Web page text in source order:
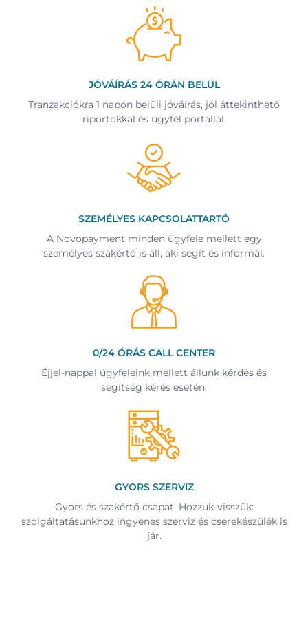
JÓVÁÍRÁS 24 ÓRÁN BELÜL
Tranzakciókra 1 napon belüli jóváírás, jól áttekinthető
riportokkal és ügyfél portállal.
SZEMÉLYES KAPCSOLATTARTÓ
A Novopayment minden ügyfele mellett egy
személyes szakértő is áll, aki segít és informál.
0/24 ÓRÁS CALL CENTER
Éjjel-nappal ügyfeleink mellett állunk kérdés és
segítség kérés esetén.
GYORS SZERVIZ
Gyors és szakértő csapat. Hozzuk-visszük:
szolgáltatásunkhoz ingyenes szerviz és cserekészülék is
jár.